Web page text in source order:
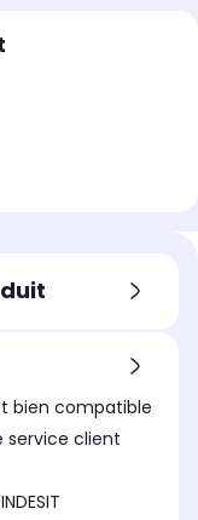
bien compatible
service client